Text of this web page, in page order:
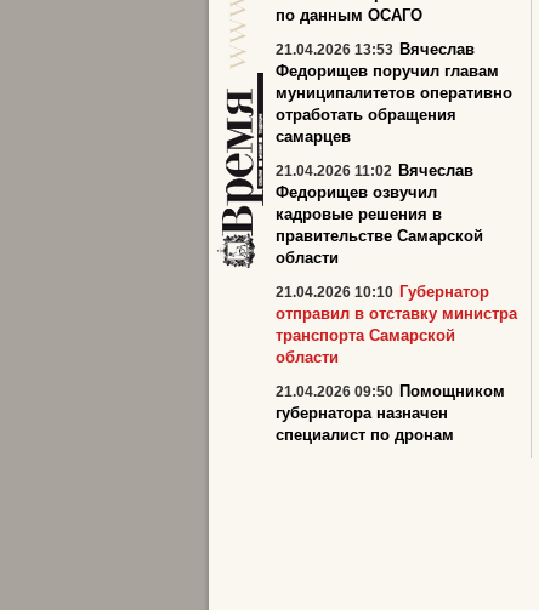
по данным ОСАГО
21.04.2026 13:53 Вячеслав
Федорищев поручил главам
муниципалитетов оперативно
отработать обращения
самарцев
21.04.2026 11:02 Вячеслав
Федорищев озвучил
кадровые решения в
правительстве Самарской
области
21.04.2026 10:10 Губернатор
отправил в отставку министра
транспорта Самарской
области
21.04.2026 09:50 Помощником
губернатора назначен
специалист по дронам